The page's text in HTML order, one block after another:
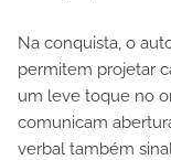
Na conquista, o
permitem projetar
um leve toque no
comunicam
verbal também